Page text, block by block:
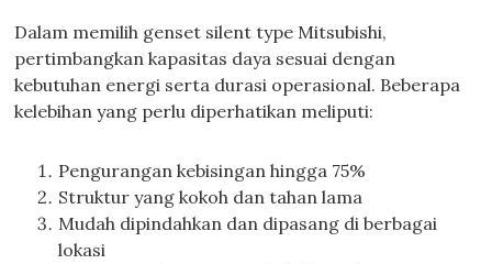
Dalam memilih genset silent type Mitsubishi,
pertimbangkan kapasitas daya sesuai dengan
kebutuhan energi serta durasi operasional. Beberapa
kelebihan yang perlu diperhatikan meliputi:
Pengurangan kebisingan hingga 75%
Struktur yang kokoh dan tahan lama
Mudah dipindahkan dan dipasang di berbagai
lokasi